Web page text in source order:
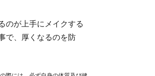
のが上手にメイクする
で、厚くなるのを防